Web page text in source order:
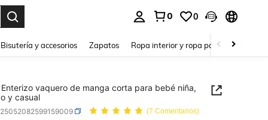
0 0
Bisutería y accesorios Zapatos Ropa interior y ropa para dormir
Enterizo vaquero de manga corta para bebé niña,
y casual
(7 Comentarios)